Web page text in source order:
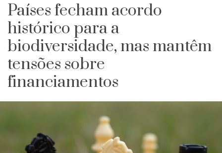
Países fecham acordo
histórico para a
biodiversidade, mas mantêm
tensões sobre
financiamentos